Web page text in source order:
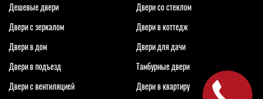
Дешевые двери
Двери со стеклом
Двери с зеркалом
Двери в коттедж
Двери в дом
Двери для дачи
Двери в подъезд
Тамбурные двери
Двери с вентиляцией
Двери в квартиру